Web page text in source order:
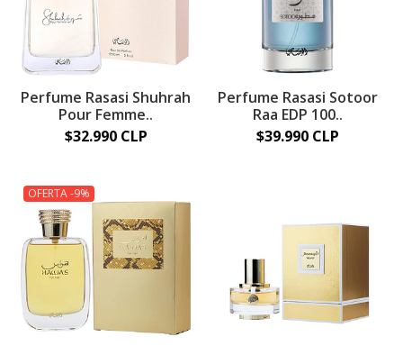
Perfume Rasasi Shuhrah
Pour Femme..
$32.990 CLP
Perfume Rasasi Sotoor
Raa EDP 100..
$39.990 CLP
OFERTA -9%